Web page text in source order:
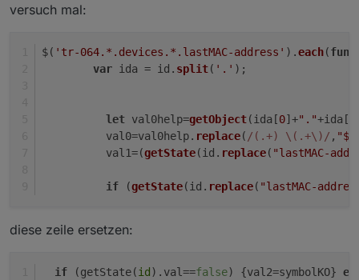
versuch mal:
$( 'tr-064.*.devices.*.lastMAC-address' ).each(
var ida = id. split( '.' );
let val0help=getObject(ida[0]+"."+ida[
          val0=val0help.
replace( /(.+) \(.+\)/ ,
          val1=(
getState(id. replace( "lastMAC-
if (getState(id. replace( "lastMAC-
diese zeile ersetzen:
if (getState(id ).val==false) {val2=symbolKO}